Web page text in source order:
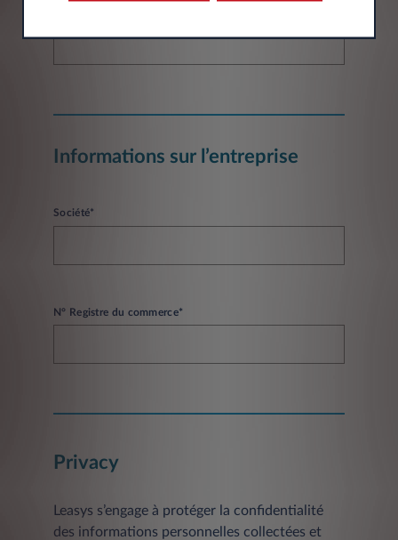
Informations sur l’entreprise
Société*
N° Registre du commerce*
Privacy
Leasys s’engage à protéger la confidentialité
des informations personnelles collectées et